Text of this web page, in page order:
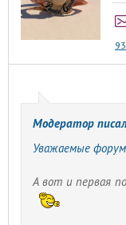
Модератор
Уважаемые
А вот и первая